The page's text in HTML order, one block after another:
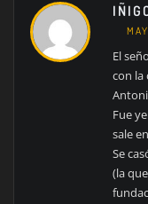
El
con la
Fue
sale
Se
(la